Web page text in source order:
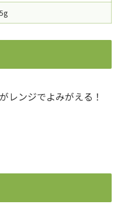
レンジでよみがえる！